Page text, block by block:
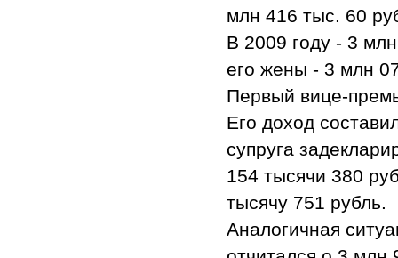
млн 416 тыс. 60
В 2009 году - 3
его жены - 3 млн
Первый вице-
Его доход
супруга
154 тысячи 380
тысячу 751 рубль.
Аналогичная